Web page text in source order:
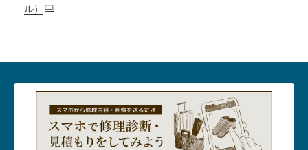
ル）